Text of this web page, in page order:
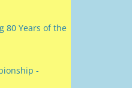
Hans Berliner